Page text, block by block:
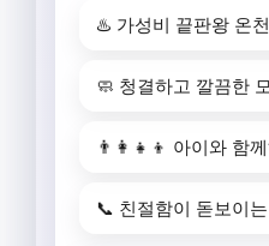
♨️ 가성비 끝판왕 온
🧼 청결하고 깔끔한
👨‍👩‍👧‍👦 아이와 함
📞 친절함이 돋보이